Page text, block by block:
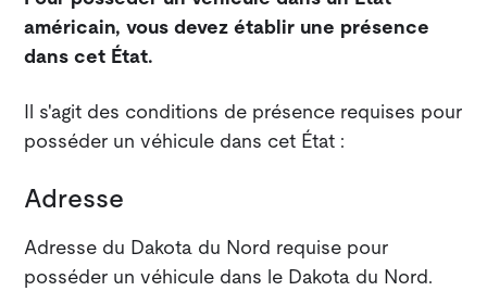
américain, vous devez établir une présence
dans cet État.
Il s'agit des conditions de présence requises pour
posséder un véhicule dans cet État :
Adresse
Adresse du Dakota du Nord requise pour
posséder un véhicule dans le Dakota du Nord.